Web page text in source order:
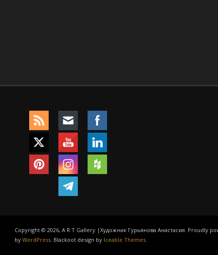
Copyright © 2026, A R T Gallery |Художник Гурьянова Анастасия. Proudly
by WordPress . Blackoot design by Iceable Themes